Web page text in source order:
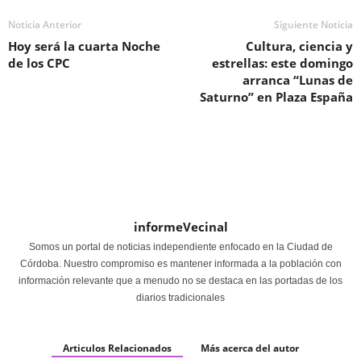
Noticia Anterior
Hoy será la cuarta Noche
de los CPC
Siguiente Noticia
Cultura, ciencia y
estrellas: este domingo
arranca “Lunas de
Saturno” en Plaza España
informeVecinal
Somos un portal de noticias independiente enfocado en la Ciudad de
Córdoba. Nuestro compromiso es mantener informada a la población con
información relevante que a menudo no se destaca en las portadas de los
diarios tradicionales
Articulos Relacionados Más acerca del autor